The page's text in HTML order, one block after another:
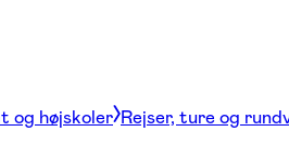
og højskoler Rejser, ture og